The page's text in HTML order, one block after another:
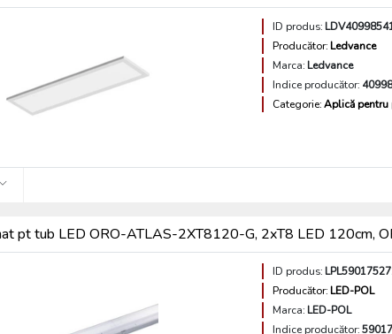
ID produs:
Producător: Ledvance
Marca: Ledvance
Indice producător:
Categorie: Aplică pentru
pt tub LED ORO-ATLAS-2XT8120-G, 2xT8 LED
ID produs:
Producător: LED-POL
Marca: LED-POL
Indice producător: